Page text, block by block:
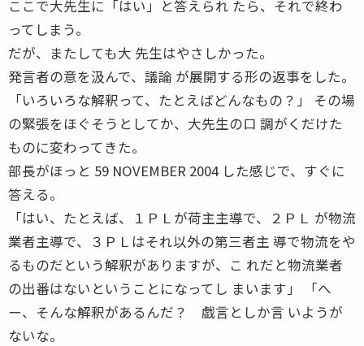
ここで大先生に「はい」と答えられ たら、それで終わ
ってしまう。
だが、またしても大 先生はやさしかった。
発言者の意を汲んで、議論 が展開する形の返事をした。
「いろいろな解釈って、たとえばどんなもの？」 その場
の緊張をほぐそうとしてか、大先生の口 調がくだけた
ものに変わってきた。
部長がほっと 59 NOVEMBER 2004 した感じで、すぐに
答える。
「はい、たとえば、１ＰＬが荷主主導で、２ＰＬ が物流
業者主導で、３ＰＬはそれ以外の第三者主 導で物流をや
るものだという解釈がありますが、こ れだと物流業者
の出番はないということになってし まいます」 「へ
ー、そんな解釈があるんだ？ 戯言としか言 いようが
ないな。